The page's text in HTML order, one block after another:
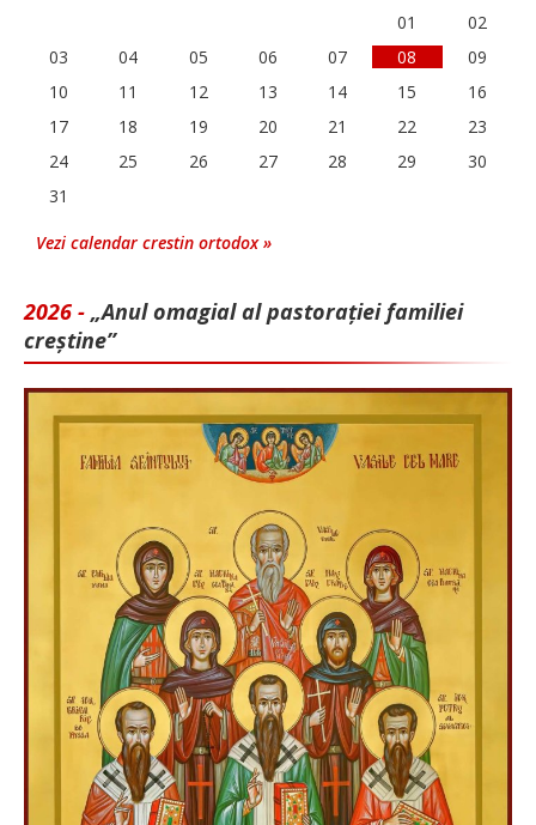
01
02
03
04 05 06 07 08
09
10
11 12 13 14 15
16
17
18 19 20 21 22
23
24
25 26 27 28 29
30
31
Vezi calendar crestin ortodox »
2026 - „Anul omagial al pastorației familiei
creștine”